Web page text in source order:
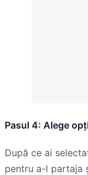
Pasul 4: Alege
După ce ai
pentru a-l partaja